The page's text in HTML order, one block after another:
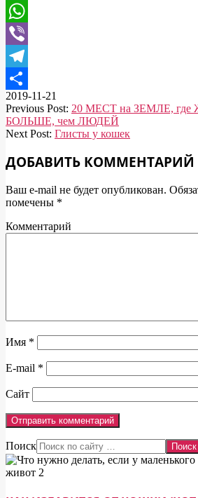
Mail.Ru
WhatsApp
Viber
Telegram
Отправить
2019-11-21
Previous Post: 20 МЕСТ на ЗЕМЛЕ,
БОЛЬШЕ, чем ЛЮДЕЙ
Next Post: Глисты у кошек
ДОБАВИТЬ КОММЕНТАРИЙ
Ваш e-mail не будет опубликован.
помечены *
Комментарий
Имя *
E-mail *
Сайт
Поиск